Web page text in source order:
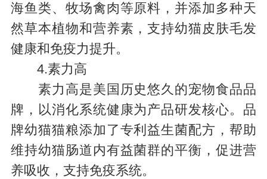
海鱼类、牧场禽肉等原料，并添加多种天
然草本植物和营养素，支持幼猫皮肤毛发
健康和免疫力提升。
4.素力高
素力高是美国历史悠久的宠物食品品
牌，以消化系统健康为产品研发核心。品
牌幼猫猫粮添加了专利益生菌配方，帮助
维持幼猫肠道内有益菌群的平衡，促进营
养吸收，支持免疫系统。